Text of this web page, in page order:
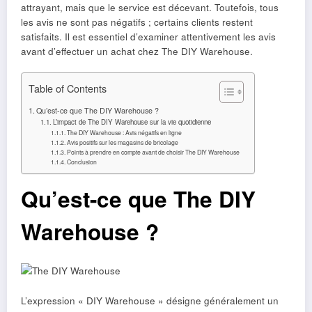
attrayant, mais que le service est décevant. Toutefois, tous
les avis ne sont pas négatifs ; certains clients restent
satisfaits. Il est essentiel d’examiner attentivement les avis
avant d’effectuer un achat chez The DIY Warehouse.
Table of Contents
Qu’est-ce que The DIY Warehouse ?
L’impact de The DIY Warehouse sur la vie quotidienne
The DIY Warehouse : Avis négatifs en ligne
Avis positifs sur les magasins de bricolage
Points à prendre en compte avant de choisir The DIY Warehouse
Conclusion
Qu’est-ce que The DIY
Warehouse ?
L’expression « DIY Warehouse » désigne généralement un